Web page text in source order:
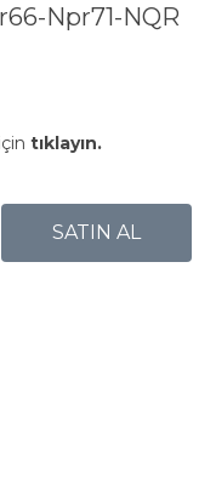
Npr71-NQR
tıklayın.